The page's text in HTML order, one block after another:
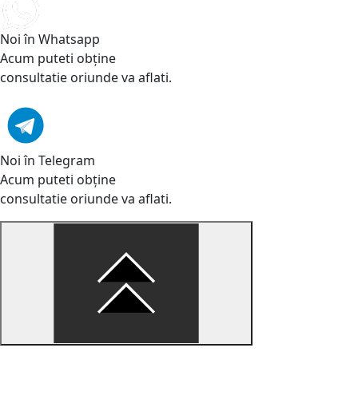
Noi în Whatsapp
Acum puteti obține
consultatie oriunde va aflati.
Noi în Telegram
Acum puteti obține
consultatie oriunde va aflati.